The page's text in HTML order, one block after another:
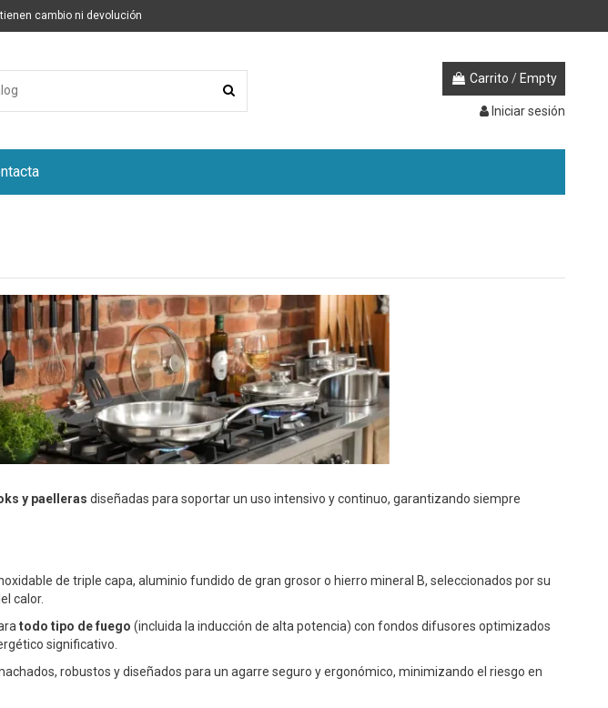
tienen cambio ni devolución
Carrito / Empty
Iniciar sesión
y paelleras diseñadas para soportar un uso intensivo y continuo, garantizando siempre
de triple capa, aluminio fundido de gran grosor o hierro mineral B, seleccionados por su
calor.
todo tipo de fuego (incluida la inducción de alta potencia) con fondos difusores optimizados
significativo.
robustos y diseñados para un agarre seguro y ergonómico, minimizando el riesgo en